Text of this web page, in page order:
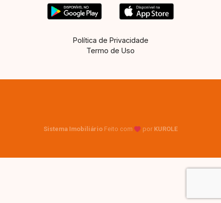
Política de Privacidade
Termo de Uso
Sistema Imobiliário Feito com por KUROLE